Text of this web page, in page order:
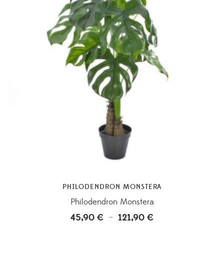
PHILODENDRON MONSTERA
Philodendron Monstera
45,90 € – 121,90 €Plage